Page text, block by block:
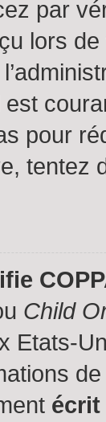
par
lors
est
pour
tentez
Child
Etats-
écrit